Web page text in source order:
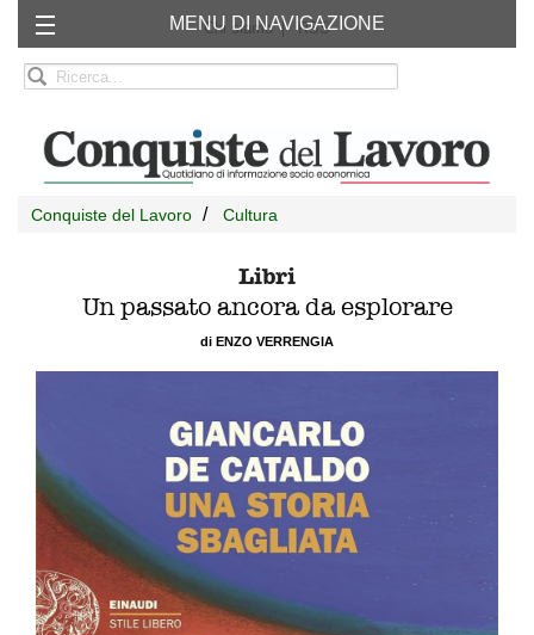
Chi siamo RSS
MENU DI NAVIGAZIONE
Conquiste del Lavoro Cultura
Libri
Un passato ancora da esplorare
di ENZO VERRENGIA